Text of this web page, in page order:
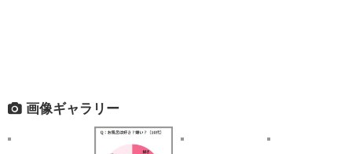
画像ギャラリー